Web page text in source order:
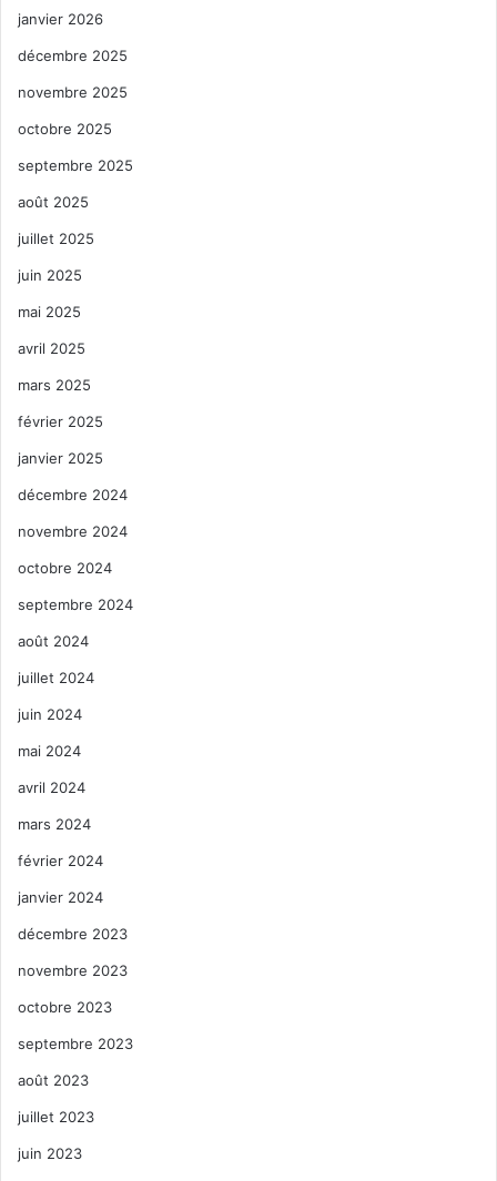
janvier 2026
décembre 2025
novembre 2025
octobre 2025
septembre 2025
août 2025
juillet 2025
juin 2025
mai 2025
avril 2025
mars 2025
février 2025
janvier 2025
décembre 2024
novembre 2024
octobre 2024
septembre 2024
août 2024
juillet 2024
juin 2024
mai 2024
avril 2024
mars 2024
février 2024
janvier 2024
décembre 2023
novembre 2023
octobre 2023
septembre 2023
août 2023
juillet 2023
juin 2023